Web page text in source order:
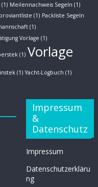
(1) Meilennachweis Segeln (1)
(1) Packliste Segeln
(1)
Vorlage (1)
(1) Vorlage
(1) Yacht-Logbuch (1)
Impressum
&
Datenschutz
Impressum
Datenschutzerkläru
ng